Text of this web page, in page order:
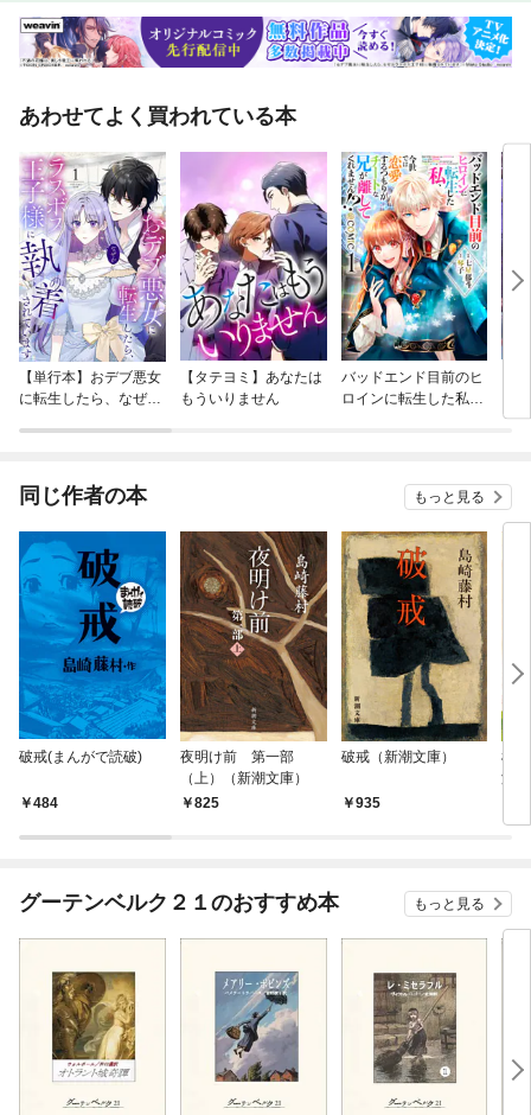
あわせてよく買われている本
【単行本】おデブ悪女
に転生したら、なぜか
【タテヨミ】あなたは
もういりません
バッドエンド目前のヒ
ロインに転生した私、
同じ作者の本 もっと見る
破戒(まんがで読破)
484
夜明け前 第一部
（上）（新潮文庫）
825
破戒（新潮文庫）
935
桜
潮
グーテンベルク２１のおすすめ本 もっと見る